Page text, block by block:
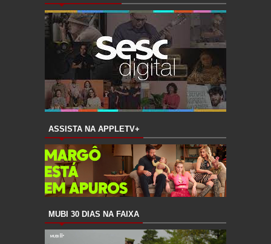
ASSISTA NA APPLETV+
MUBI 30 DIAS NA FAIXA